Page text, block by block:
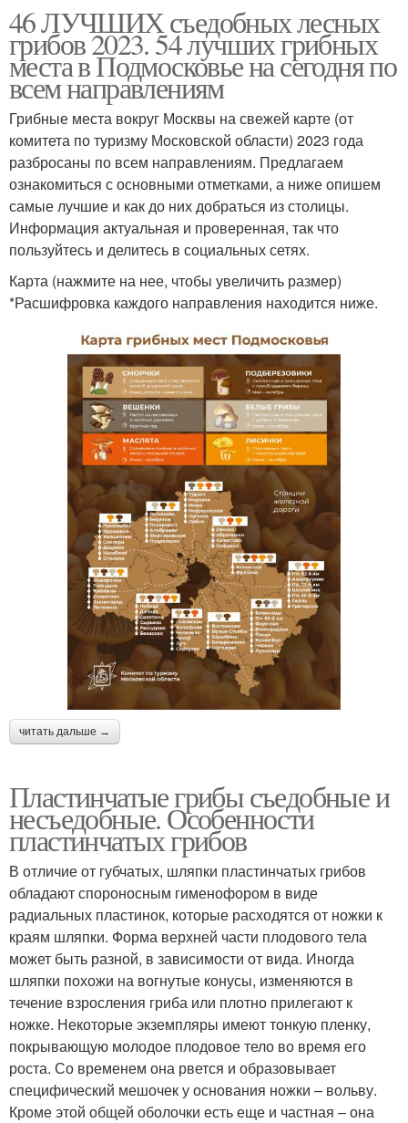
46 ЛУЧШИХ съедобных лесных
грибов 2023. 54 лучших грибных
места в Подмосковье на сегодня по
всем направлениям
Грибные места вокруг Москвы на свежей карте (от
комитета по туризму Московской области) 2023 года
разбросаны по всем направлениям. Предлагаем
ознакомиться с основными отметками, а ниже опишем
самые лучшие и как до них добраться из столицы.
Информация актуальная и проверенная, так что
пользуйтесь и делитесь в социальных сетях.
Карта (нажмите на нее, чтобы увеличить размер)
*Расшифровка каждого направления находится ниже.
читать дальше →
Пластинчатые грибы съедобные и
несъедобные. Особенности
пластинчатых грибов
В отличие от губчатых, шляпки пластинчатых грибов
обладают спороносным гименофором в виде
радиальных пластинок, которые расходятся от ножки к
краям шляпки. Форма верхней части плодового тела
может быть разной, в зависимости от вида. Иногда
шляпки похожи на вогнутые конусы, изменяются в
течение взросления гриба или плотно прилегают к
ножке. Некоторые экземпляры имеют тонкую пленку,
покрывающую молодое плодовое тело во время его
роста. Со временем она рвется и образовывает
специфический мешочек у основания ножки – вольву.
Кроме этой общей оболочки есть еще и частная – она